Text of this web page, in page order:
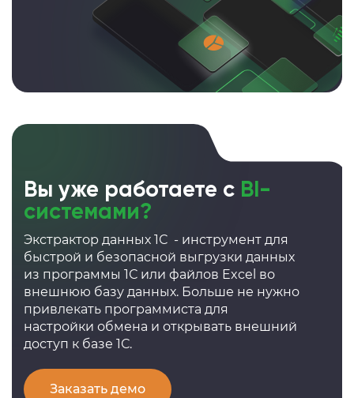
Вы уже работаете с BI-
системами?
Экстрактор данных 1С - инструмент для
быстрой и безопасной выгрузки данных
из программы 1С или файлов Excel во
внешнюю базу данных. Больше не нужно
привлекать программиста для
настройки обмена и открывать внешний
доступ к базе 1С.
Заказать демо